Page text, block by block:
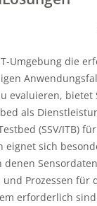
Umgebung die
evaluieren, bietet
als
(SSV/ITB)
eignet sich
und Prozessen für
erforderlich